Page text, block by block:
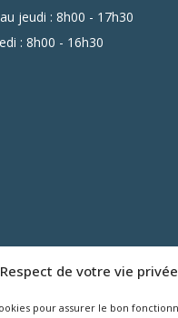
Respect de votre vie privée
pour assurer le bon
jeudi : 8h00 - 17h30
: 8h00 - 16h30